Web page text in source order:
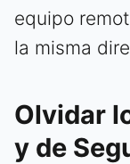
equipo
la misma
Olvidar
y de